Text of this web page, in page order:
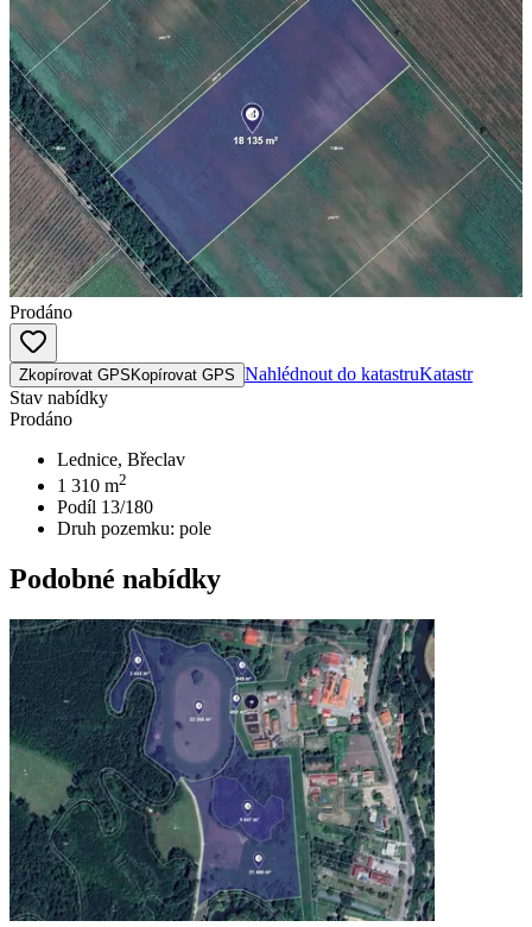
Prodáno
Zkopírovat GPS Kopírovat GPS Nahlédnout do katastruKatastr
Stav nabídky
Prodáno
Lednice, Břeclav
1 310 m2
Podíl 13/180
Druh pozemku: pole
Podobné nabídky